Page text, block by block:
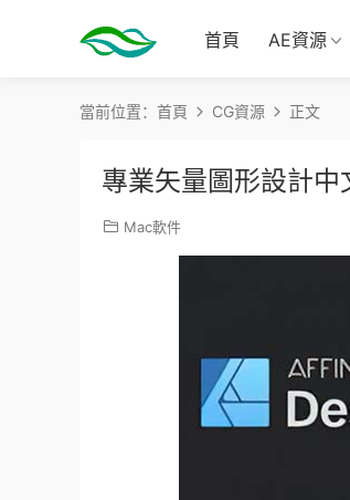
首頁 AE資源
當前位置： 首頁 CG資源 正文
專業矢量圖形設計
Mac軟件